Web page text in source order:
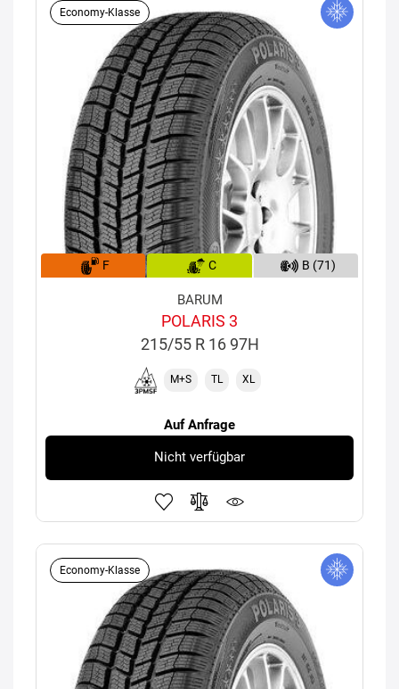
Economy-Klasse
F C B (71)
BARUM
POLARIS 3
215/55 R 16 97H
M+S TL XL
Auf Anfrage
Nicht verfügbar
Economy-Klasse